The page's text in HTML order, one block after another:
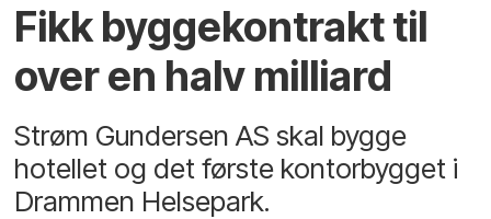
Fikk byggekontrakt til
over en halv milliard
Strøm Gundersen AS skal bygge
hotellet og det første kontorbygget i
Drammen Helsepark.